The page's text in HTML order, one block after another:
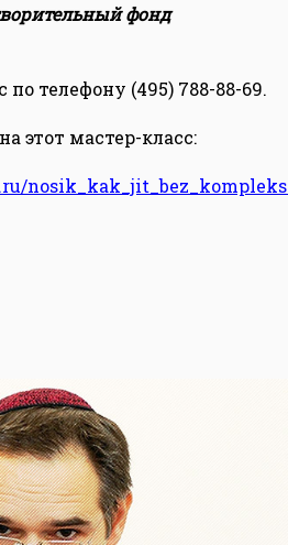
фонд
по телефону (495) 788-88-69.
этот мастер-класс: